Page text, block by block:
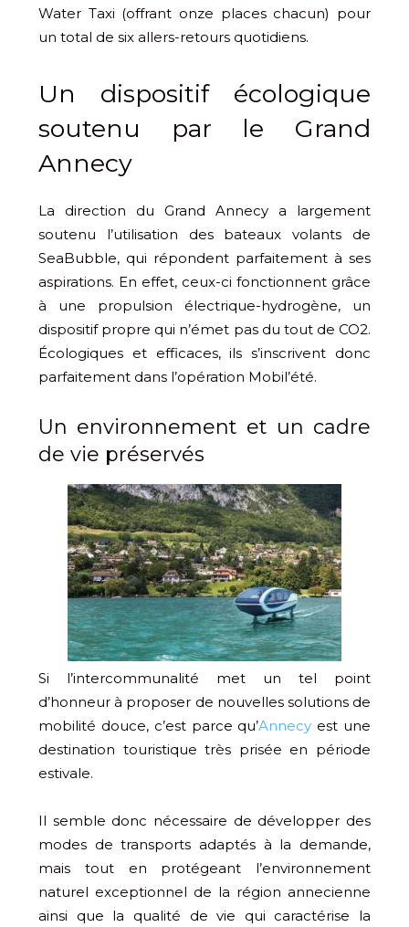
Water Taxi (offrant onze places chacun) pour
un total de six allers-retours quotidiens.
Un dispositif écologique
soutenu par le Grand
Annecy
La direction du Grand Annecy a largement
soutenu l’utilisation des bateaux volants de
SeaBubble, qui répondent parfaitement à ses
aspirations. En effet, ceux-ci fonctionnent grâce
à une propulsion électrique-hydrogène, un
dispositif propre qui n’émet pas du tout de CO2.
Écologiques et efficaces, ils s’inscrivent donc
parfaitement dans l’opération Mobil’été.
Un environnement et un cadre
de vie préservés
Si l’intercommunalité met un tel point
d’honneur à proposer de nouvelles solutions de
mobilité douce, c’est parce qu’Annecy est une
destination touristique très prisée en période
estivale.
Il semble donc nécessaire de développer des
modes de transports adaptés à la demande,
mais tout en protégeant l’environnement
naturel exceptionnel de la région annecienne
ainsi que la qualité de vie qui caractérise la